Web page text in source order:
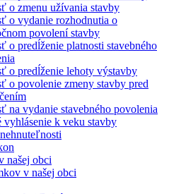
o zmenu užívania stavby
o vydanie rozhodnutia o
povolení stavby
o predĺženie platnosti stavebného
o predĺženie lehoty výstavby
o povolenie zmeny stavby pred
na vydanie stavebného povolenia
vyhlásenie k veku stavby
našej obci
v našej obci